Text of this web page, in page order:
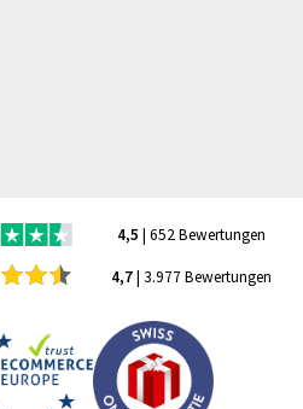
4,5 | 652 Bewertungen
4,7| 3.977 Bewertungen